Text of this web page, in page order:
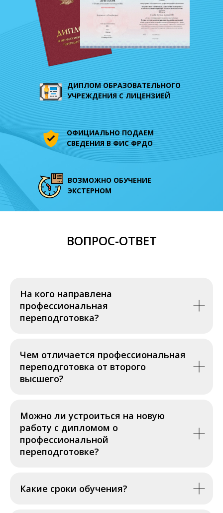
ВОЗМОЖНО ОБУЧЕНИЕ
ЭКСТЕРНОМ
ОФИЦИАЛЬНО ПОДАЕМ
СВЕДЕНИЯ ВФИС ФРДО
ДИПЛОМ ОБРАЗОВАТЕЛЬНОГО
УЧРЕЖДЕНИЯ С ЛИЦЕНЗИЕЙ
ВОПРОС-ОТВЕТ
На кого направлена
профессиональная
переподготовка?
Чем отличается профессиональная
переподготовка от второго
высшего?
Можно ли устроиться на новую
работу с дипломом о
профессиональной
переподготовке?
Какие сроки обучения?